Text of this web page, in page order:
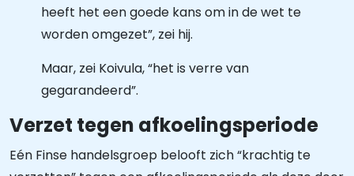
heeft het een goede kans om in de wet te
worden omgezet”, zei hij.
Maar, zei Koivula, “het is verre van
gegarandeerd”.
Verzet tegen afkoelingsperiode
Eén Finse handelsgroep belooft zich “krachtig te